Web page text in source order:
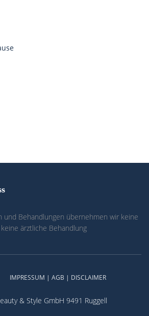
und Behandlungen übernehmen wir keine
ärztliche Behandlung
IMPRESSUM | AGB | DISCLAIMER
& Style GmbH 9491 Ruggell